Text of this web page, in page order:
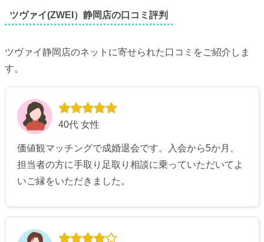
ツヴァイ(ZWEI）静岡店の口コミ評判
ツヴァイ静岡店のネットに寄せられた口コミをご紹介しま
す。
40代 女性
価値観マッチングで成婚退会です。入会から5か月、
担当者の方に手取り足取り相談に乗っていただいてよ
いご縁をいただきました。